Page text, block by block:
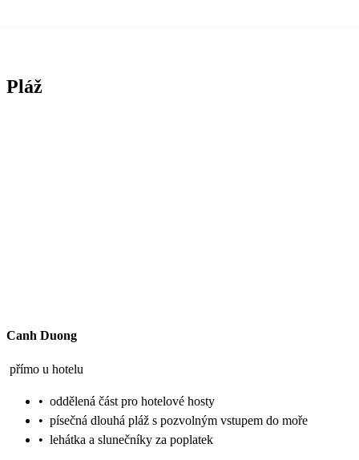
Pláž
Canh Duong
přímo u hotelu
• oddělená část pro hotelové hosty
• písečná dlouhá pláž s pozvolným vstupem do moře
• lehátka a slunečníky za poplatek